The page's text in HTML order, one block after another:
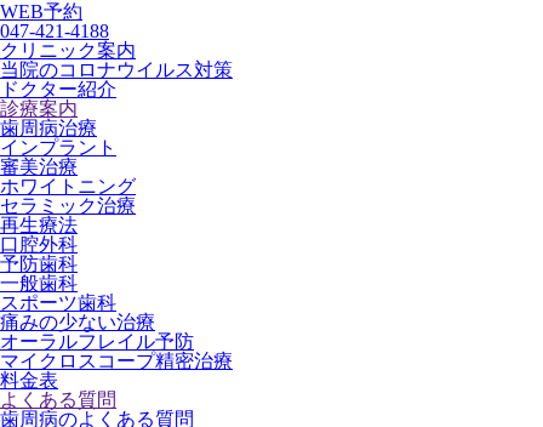
WEB予約
047-421-4188
クリニック案内
当院のコロナウイルス対策
ドクター紹介
診療案内
歯周病治療
インプラント
審美治療
ホワイトニング
セラミック治療
再生療法
口腔外科
予防歯科
一般歯科
スポーツ歯科
痛みの少ない治療
オーラルフレイル予防
マイクロスコープ精密治療
料金表
よくある質問
歯周病のよくある質問